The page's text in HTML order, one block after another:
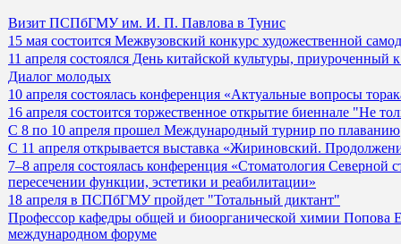
Визит ПСПбГМУ им. И. П. Павлова в Тунис
15 мая состоится Межвузовский конкурс художественной
11 апреля состоялся День китайской культуры,
Диалог молодых
10 апреля состоялась конференция «Актуальные вопросы
16 апреля состоится торжественное открытие биеннале "Не
С 8 по 10 апреля прошел Международный турнир по плаванию
С 11 апреля открывается выставка «Жириновский.
7–8 апреля состоялась конференция «Стоматология
пересечении функции, эстетики и реабилитации»
18 апреля в ПСПбГМУ пройдет "Тотальный диктант"
Профессор кафедры общей и биоорганической химии Попова
международном форуме